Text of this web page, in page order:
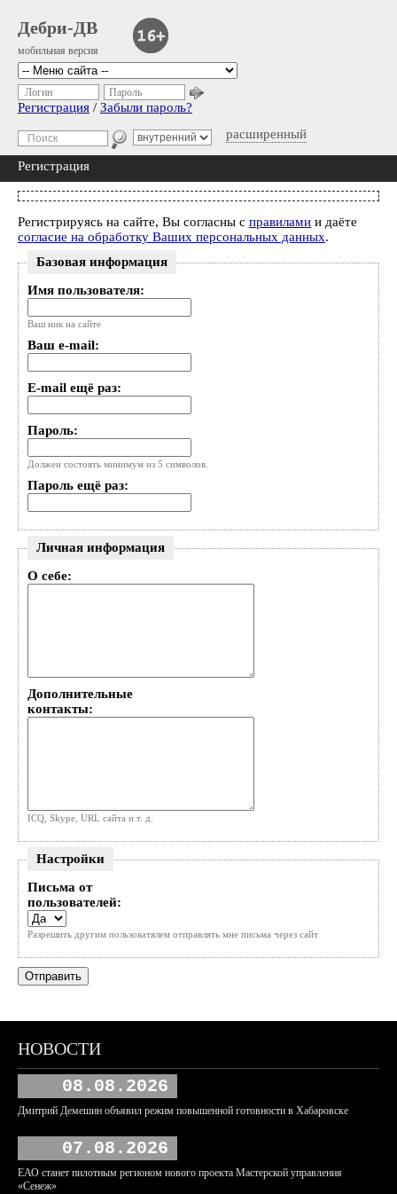
Дебри-ДВ
мобильная версия
расширенный
Логин Пароль
Регистрация / Забыли пароль?
Регистрация
Регистрируясь на сайте, Вы согласны с правилами и даёте
согласие на обработку Ваших персональных данных.
Базовая информация
Имя пользователя:
Ваш ник на сайте
Ваш e-mail:
E-mail ещё раз:
Пароль:
Должен состоять минимум из 5 символов.
Пароль ещё раз:
Личная информация
О себе:
Дополнительные
контакты:
ICQ, Skype, URL сайта и т. д.
Настройки
Письма от
пользователей:
Разрешить другим пользоватялем отправлять мне письма через сайт
НОВОСТИ
08.08.2026
Дмитрий Демешин объявил режим повышенной готовности в Хабаровске
07.08.2026
ЕАО станет пилотным регионом нового проекта Мастерской управления
«Сенеж»